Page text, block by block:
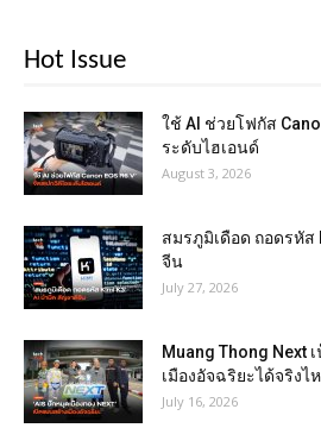
Hot Issue
ใช้ AI ช่วยโฟกัส
ระดับไฮเอนด์
August 3, 2026
สมรภูมิเดือด ถอดรหั
จีน
July 27, 2026
Muang Thong Next
เมืองอัจฉริยะได้จริงไ
July 16, 2026